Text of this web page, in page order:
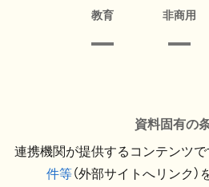
教育 非商用
資料固有の
連携機関が提供するコンテンツで
件等（外部サイトへリンク）